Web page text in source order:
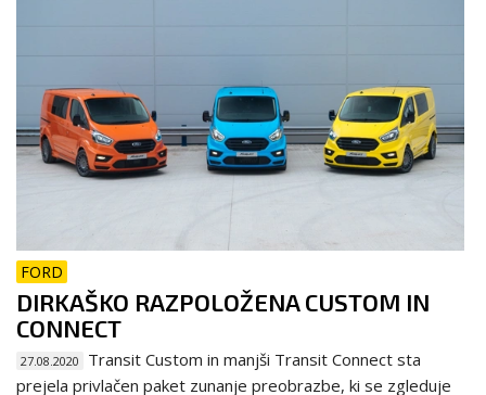
FORD
DIRKAŠKO RAZPOLOŽENA CUSTOM IN
CONNECT
27.08.2020
Transit Custom in manjši Transit Connect sta
prejela privlačen paket zunanje preobrazbe, ki se zgleduje